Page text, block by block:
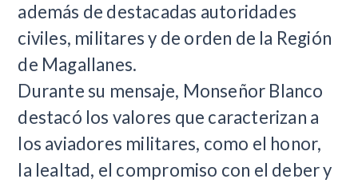
además de destacadas autoridades
civiles, militares y de orden de la Región
de Magallanes.
Durante su mensaje, Monseñor Blanco
destacó los valores que caracterizan a
los aviadores militares, como el honor,
la lealtad, el compromiso con el deber y